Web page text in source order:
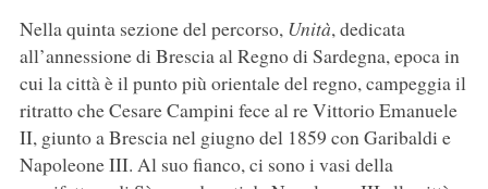
Nella quinta sezione del percorso, Unità,dedicata
all’annessione di Brescia al Regno di Sardegna, epoca in
cui la città è il punto più orientale del regno, campeggia il
ritratto che Cesare Campini fece al re Vittorio Emanuele
II, giunto a Brescia nel giugno del 1859 con Garibaldi e
Napoleone III. Al suo fianco, ci sono i vasi della